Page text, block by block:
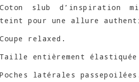
Coton slub d’inspiration
teint pour une allure
Coupe relaxed.
Taille entièrement élastiquée
Poches latérales